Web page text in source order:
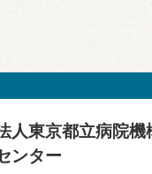
人東京都立病院機
ンター